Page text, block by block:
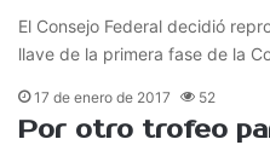
El Consejo Federal decidió
llave de la primera fase de la
17 de enero de 2017 52
Por otro trofeo